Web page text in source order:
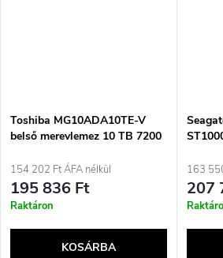
Toshiba MG10ADA10TE-V
belső merevlemez 10 TB 7200
ATA III
154 202 Ft ÁFA nélkül
195 836 Ft
Raktáron
KOSÁRBA
Serial
163
207